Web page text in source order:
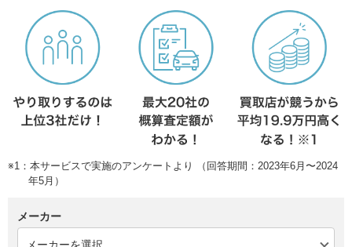
※1：本サービスで実施のアンケートより （回答期間：2023年6月〜2024
年5月）
メーカー